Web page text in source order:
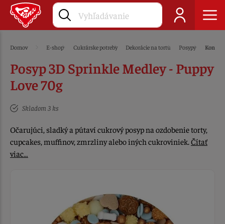
Domov E-shop Cukrárske potreby Dekorácie na tortu Posypy Konfety
Posyp 3D Sprinkle Medley - Puppy
Love 70g
Skladom 3 ks
Očarujúci, sladký a pútaví cukrový posyp na ozdobenie torty,
cupcakes, muffinov, zmrzliny alebo iných cukroviniek.Čítať
viac…